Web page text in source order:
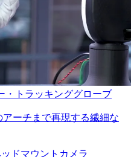
・トラッキンググローブ
アーチまで再現する繊細な
ドマウントカメラ